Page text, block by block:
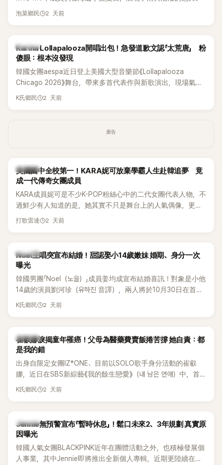
泡菜鄉民 2 天前
K-POP
Karina Lollapalooza開唱出包！急發道歉文認「太荒唐」 粉
傻眼：根本沒發現
韓國女團aespa近日登上美國大型音樂節《Lollapalooza
Chicago 2026》舞台，帶來多首代表作與新歌演出，現場氣氛
嗨翻。不過，成員Karina卻在演出後主動坦承，自己因為太緊
K氏鄉民 2 天前
廣告
K-POP
美國國中全校第一！KARA妮可放棄學霸人生赴韓追夢 竟
成一代傳奇女團成員
KARA成員妮可是不少K-POP粉絲心中的二代女團代表人物，不
過鮮少有人知道的是，她其實不只是舞台上的人氣偶像，更是
一名不折不扣的學霸。她日前在節目中透露，自己在美國就讀
打歌雷達 2 天前
K-POP
Noel主唱突宣布結婚！甜認娶小14歲嫩妹 婚期、身分一次
曝光
韓國男團「Noel（노을）」成員姜均成宣布結婚喜訊！對象是小他
14歲的演員劉河珍（유하진 音譯），兩人將於10月30日在首爾
低調舉辦婚禮，消息一出立刻引發關注。
K氏鄉民 2 天前
K-POP
崔叡娜淚揭童年罹癌！父母為醫藥費賣飯捲苦撐 她自責：都
是我的錯
出身自限定女團IZ*ONE、目前以SOLO歌手身分活動的崔叡
娜，近日在SBS新綜藝《我的餘生戀愛》（내 남은 연애）中，首
度談起自己幼年罹患小兒癌的經歷，回憶起父母為了籌措醫療
K氏鄉民 2 天前
K-POP
Jennie無預警宣布「暫時休息」！鬆口未來2、3年規劃 真實原
因曝光
韓國人氣女團BLACKPINK近年在團體活動之外，也積極發展個
人事業，其中Jennie即將推出全新個人專輯，近期更陸續在演